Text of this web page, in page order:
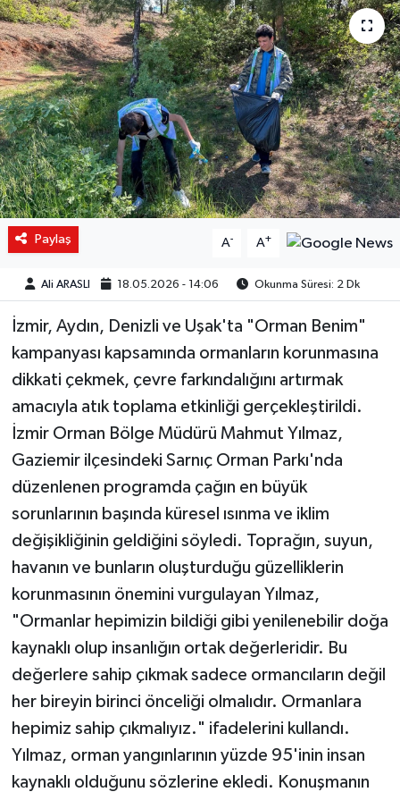
Paylaş A- A+
Ali ARASLI 18.05.2026 - 14:06 Okunma Süresi: 2 Dk
İzmir, Aydın, Denizli ve Uşak'ta "Orman Benim"
kampanyası kapsamında ormanların korunmasına
dikkati çekmek, çevre farkındalığını artırmak
amacıyla atık toplama etkinliği gerçekleştirildi.
İzmir Orman Bölge Müdürü Mahmut Yılmaz,
Gaziemir ilçesindeki Sarnıç Orman Parkı'nda
düzenlenen programda çağın en büyük
sorunlarının başında küresel ısınma ve iklim
değişikliğinin geldiğini söyledi. Toprağın, suyun,
havanın ve bunların oluşturduğu güzelliklerin
korunmasının önemini vurgulayan Yılmaz,
"Ormanlar hepimizin bildiği gibi yenilenebilir doğa
kaynaklı olup insanlığın ortak değerleridir. Bu
değerlere sahip çıkmak sadece ormancıların değil
her bireyin birinci önceliği olmalıdır. Ormanlara
hepimiz sahip çıkmalıyız." ifadelerini kullandı.
Yılmaz, orman yangınlarının yüzde 95'inin insan
kaynaklı olduğunu sözlerine ekledi. Konuşmanın